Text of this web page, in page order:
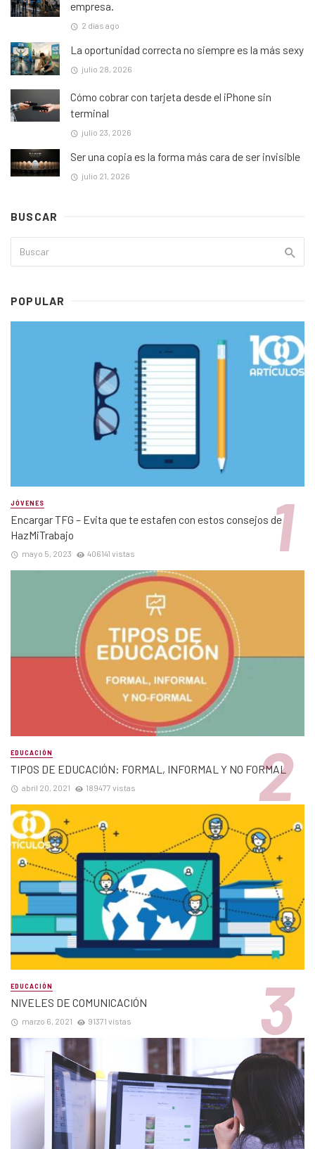
empresa.
2 días ago
La oportunidad correcta no siempre es la más sexy
julio 28, 2026
Cómo cobrar con tarjeta desde el iPhone sin
terminal
julio 23, 2026
Ser una copia es la forma más cara de ser invisible
julio 21, 2026
BUSCAR
POPULAR
JÓVENES
Encargar TFG – Evita que te estafen con estos consejos de
HazMiTrabajo
mayo 5, 2023 406141 vistas
EDUCACIÓN
TIPOS DE EDUCACIÓN: FORMAL, INFORMAL Y NO FORMAL
abril 20, 2021 189477 vistas
EDUCACIÓN
NIVELES DE COMUNICACIÓN
marzo 6, 2021 91371 vistas